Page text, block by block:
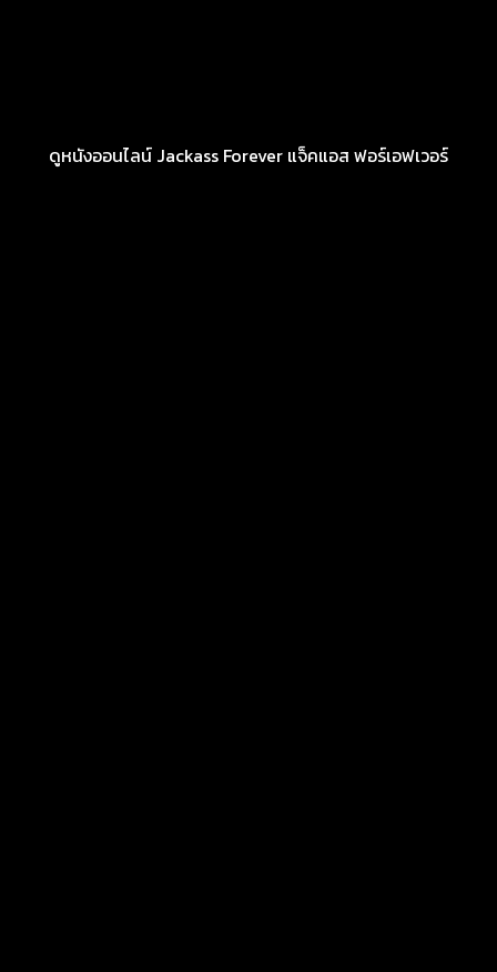
ดูหนังออนไลน์ Jackass Forever แจ็คแอส ฟอร์เอฟเวอร์